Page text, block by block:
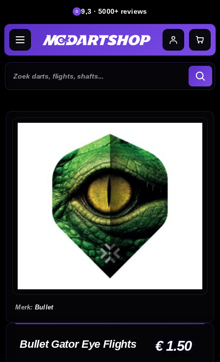
9,3 · 5000+ reviews
Bullet
Bullet Gator Eye Flights € 1.50